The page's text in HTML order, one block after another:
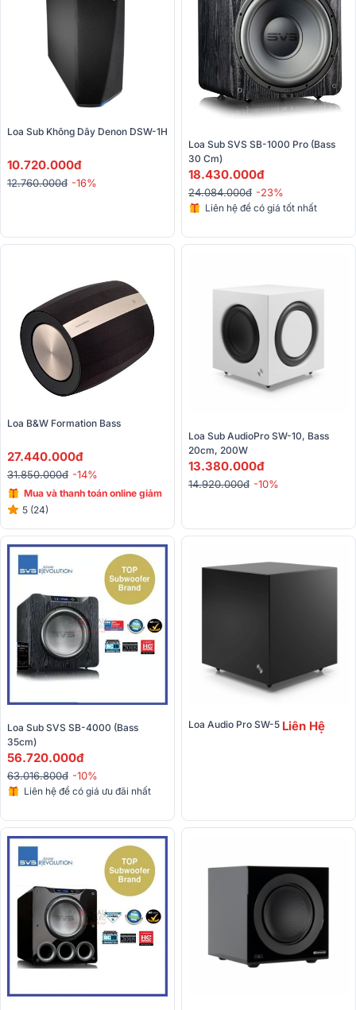
Loa Sub Không Dây Denon DSW-1H
10.720.000đ
12.760.000đ -16%
Loa Sub SVS SB-1000 Pro (Bass
30 Cm)
18.430.000đ
24.084.000đ -23%
Liên hệ để có giá tốt nhất
Loa B&W Formation Bass
27.440.000đ
31.850.000đ -14%
Mua và thanh toán online giảm
giá đến 15%
5 (24)
Loa Sub AudioPro SW-10, Bass
20cm, 200W
13.380.000đ
14.920.000đ -10%
Loa Sub SVS SB-4000 (Bass
35cm)
56.720.000đ
63.016.800đ -10%
Liên hệ để có giá ưu đãi nhất
Liên Hệ